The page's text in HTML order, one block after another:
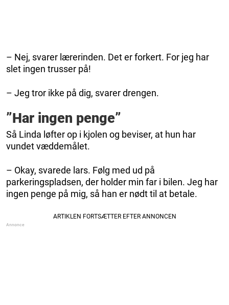
– Nej, svarer lærerinden. Det er forkert. For jeg har
slet ingen trusser på!
– Jeg tror ikke på dig, svarer drengen.
”Har ingen penge”
Så Linda løfter op i kjolen og beviser, at hun har
vundet væddemålet.
– Okay, svarede lars. Følg med ud på
parkeringspladsen, der holder min far i bilen. Jeg har
ingen penge på mig, så han er nødt til at betale.